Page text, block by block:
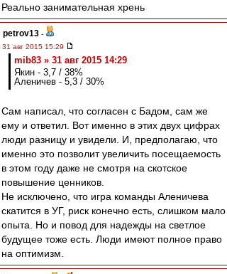
Реально занимательная хрень
petrov13 -
31 авг 2015 15:29
mib83 » 31 авг 2015 14:29
Якин - 3,7 / 38%
Аленичев - 5,3 / 30%
Сам написал, что согласен с Бадом, сам же
ему и ответил. Вот именно в этих двух цифрах
люди разницу и увидели. И, предполагаю, что
именно это позволит увеличить посещаемость
в этом году даже не смотря на скотское
повышение ценников.
Не исключено, что игра команды Аленичева
скатится в УГ, риск конечно есть, слишком мало
опыта. Но и повод для надежды на светлое
будущее тоже есть. Люди имеют полное право
на оптимизм.